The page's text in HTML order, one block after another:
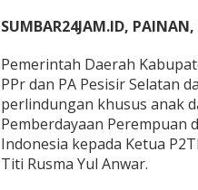
r
n
P
A
P
s
i
SUMBAR24JAM.ID, PAINAN,
Pemerintah Daerah
PPr dan PA Pesisir Selatan
perlindungan khusus anak
Pemberdayaan Perempuan
Indonesia kepada Ketua
Titi Rusma Yul Anwar.